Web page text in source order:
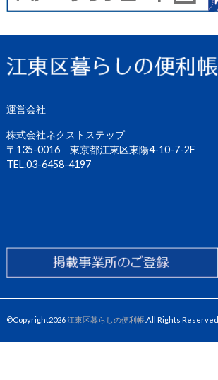
運営会社
株式会社ネクストステップ
〒135-0016 東京都江東区東陽4-10-7-2F
TEL.03-6458-4197
©Copyright2026江東区暮らしの便利帳.All Rights Reserved.